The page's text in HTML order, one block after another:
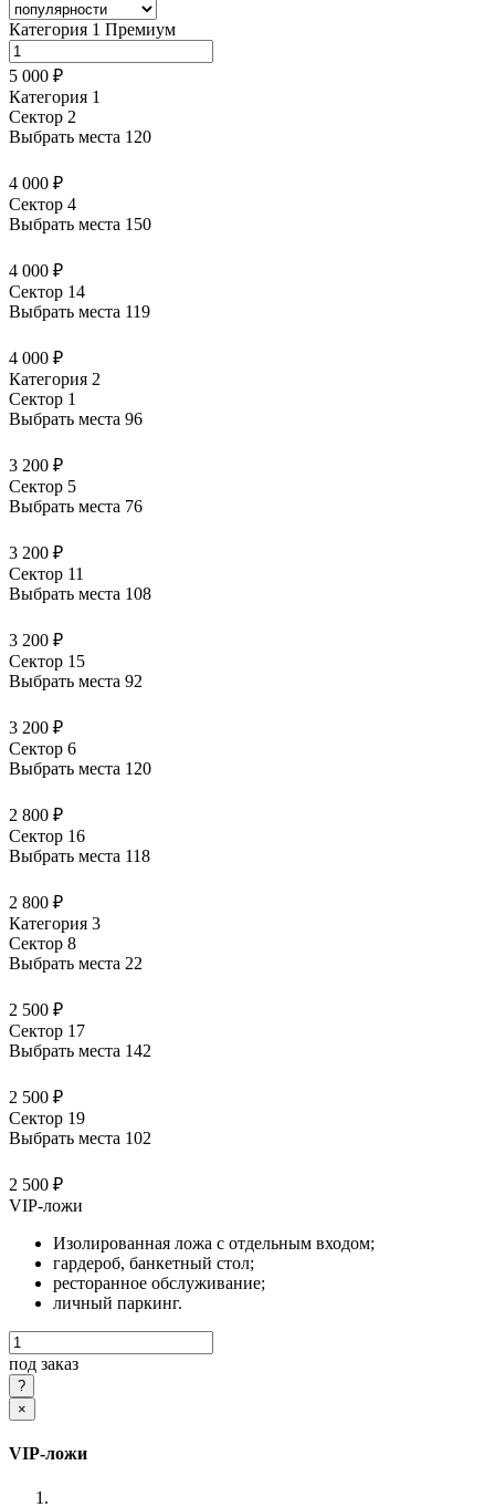
Категория 1 Премиум
5 000 ₽
Категория 1
Сектор 2
Выбрать места 120
4 000 ₽
Сектор 4
Выбрать места 150
4 000 ₽
Сектор 14
Выбрать места 119
4 000 ₽
Категория 2
Сектор 1
Выбрать места 96
3 200 ₽
Сектор 5
Выбрать места 76
3 200 ₽
Сектор 11
Выбрать места 108
3 200 ₽
Сектор 15
Выбрать места 92
3 200 ₽
Сектор 6
Выбрать места 120
2 800 ₽
Сектор 16
Выбрать места 118
2 800 ₽
Категория 3
Сектор 8
Выбрать места 22
2 500 ₽
Сектор 17
Выбрать места 142
2 500 ₽
Сектор 19
Выбрать места 102
2 500 ₽
VIP-ложи
Изолированная ложа с отдельным входом;
гардероб, банкетный стол;
ресторанное обслуживание;
личный паркинг.
под заказ
×
VIP-ложи